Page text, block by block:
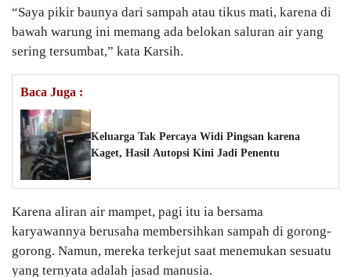
“Saya pikir baunya dari sampah atau tikus mati, karena di
bawah warung ini memang ada belokan saluran air yang
sering tersumbat,” kata Karsih.
Baca Juga :
Keluarga Tak Percaya Widi Pingsan karena
Kaget, Hasil Autopsi Kini Jadi Penentu
Karena aliran air mampet, pagi itu ia bersama
karyawannya berusaha membersihkan sampah di gorong-
gorong. Namun, mereka terkejut saat menemukan sesuatu
yang ternyata adalah jasad manusia.